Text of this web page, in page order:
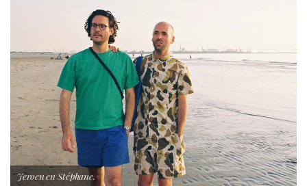
Jeroen en Stéphane.